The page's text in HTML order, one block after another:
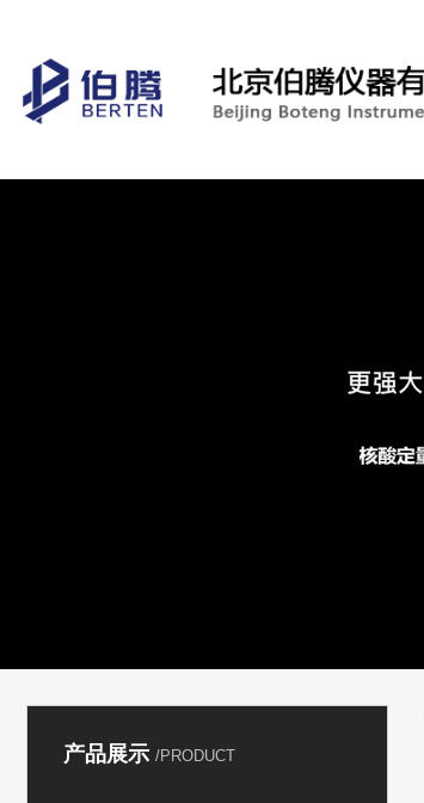
产品展示 /PRODUCT